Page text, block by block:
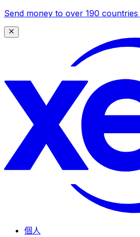
Send money to over 190 countries
個人